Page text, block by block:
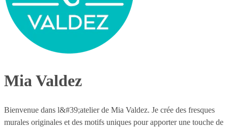
Mia Valdez
Bienvenue dans l&#39;atelier de Mia Valdez. Je crée des fresques
murales originales et des motifs uniques pour apporter une touche de